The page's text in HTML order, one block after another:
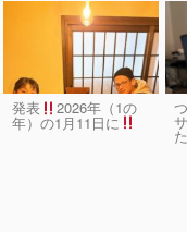
発表 2026年（1の
年）の1月11日に
た